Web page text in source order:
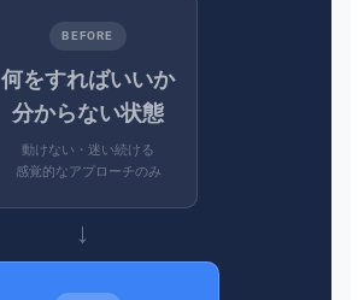
BEFORE
何をすればいいか
分からない状態
動けない・迷い続ける
感覚的なアプローチのみ
→